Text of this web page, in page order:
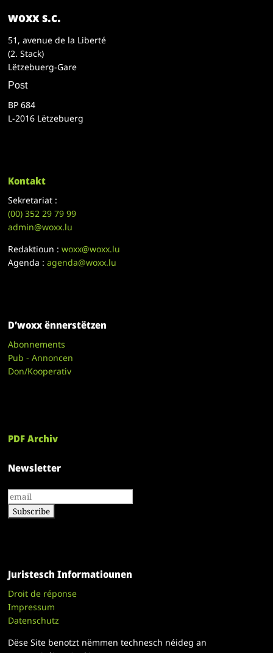
woxx s.c.
51, avenue de la Liberté
(2. Stack)
Lëtzebuerg-Gare
Post
BP 684
L-2016 Lëtzebuerg
Kontakt
Sekretariat :
(00)352 29 79 99
admin@woxx.lu
Redaktioun :woxx@woxx.lu
Agenda :agenda@woxx.lu
D’woxx ënnerstëtzen
Abonnements
Pub - Annoncen
Don/Kooperativ
PDF Archiv
Newsletter
Juristesch Informatiounen
Droit de réponse
Impressum
Datenschutz
Dëse Site benotzt nëmmen technesch néideg an